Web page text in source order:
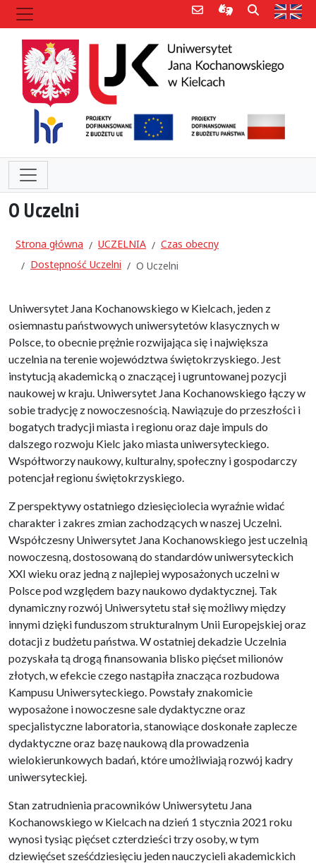
Poczta e-mailInformacje dla
Szukaj
O Uczelni
Strona główna UCZELNIA
Czas obecny
Dostępność Uczelni
O Uczelni
Uniwersytet Jana Kochanowskiego w Kielcach, jeden z
osiemnastu państwowych uniwersytetów klasycznych w
Polsce, to obecnie prężnie rozwijająca się i największa
uczelnia na terenie województwa świętokrzyskiego. Jest
instytucją akademicką o znaczącej i ugruntowanej pozycji
naukowej w kraju. Uniwersytet Jana Kochanowskiego łączy w
sobie tradycję z nowoczesnością. Nawiązuje do przeszłości i
bogatych tradycji miasta i regionu oraz daje impuls do
dalszego rozwoju Kielc jako miasta uniwersyteckiego.
Współtworzy naukowy, kulturalny, społeczny i gospodarczy
potencjał regionu świętokrzyskiego.
Z perspektywy ostatniego dziesięciolecia wyraźnie widać
charakter i zakres zmian zachodzących w naszej Uczelni.
Współczesny Uniwersytet Jana Kochanowskiego jest uczelnią
nowoczesną, dostosowaną do standardów uniwersyteckich
XXI wieku oraz jedną z najlepiej wyposażonych uczelni w
Polsce pod względem bazy naukowo dydaktycznej. Tak
dynamiczny rozwój Uniwersytetu stał się możliwy między
innymi dzięki funduszom strukturalnym Unii Europejskiej oraz
dotacji z budżetu państwa. W ostatniej dekadzie Uczelnia
pozyskała tą drogą finansowania blisko pięćset milionów
złotych, w efekcie czego nastąpiła znacząca rozbudowa
Kampusu Uniwersyteckiego. Powstały znakomicie
wyposażone i nowoczesne sale dydaktyczne oraz
specjalistyczne laboratoria, stanowiące doskonałe zaplecze
dydaktyczne oraz bazę naukową dla prowadzenia
wielokierunkowych badań, które umożliwiają rozwój kadry
uniwersyteckiej.
Stan zatrudnienia pracowników Uniwersytetu Jana
Kochanowskiego w Kielcach na dzień 1 stycznia 2021 roku
wynosi tysiąc pięćset czterdzieści trzy osoby, w tym
dziewięćset sześćdziesięciu jeden nauczycieli akademickich